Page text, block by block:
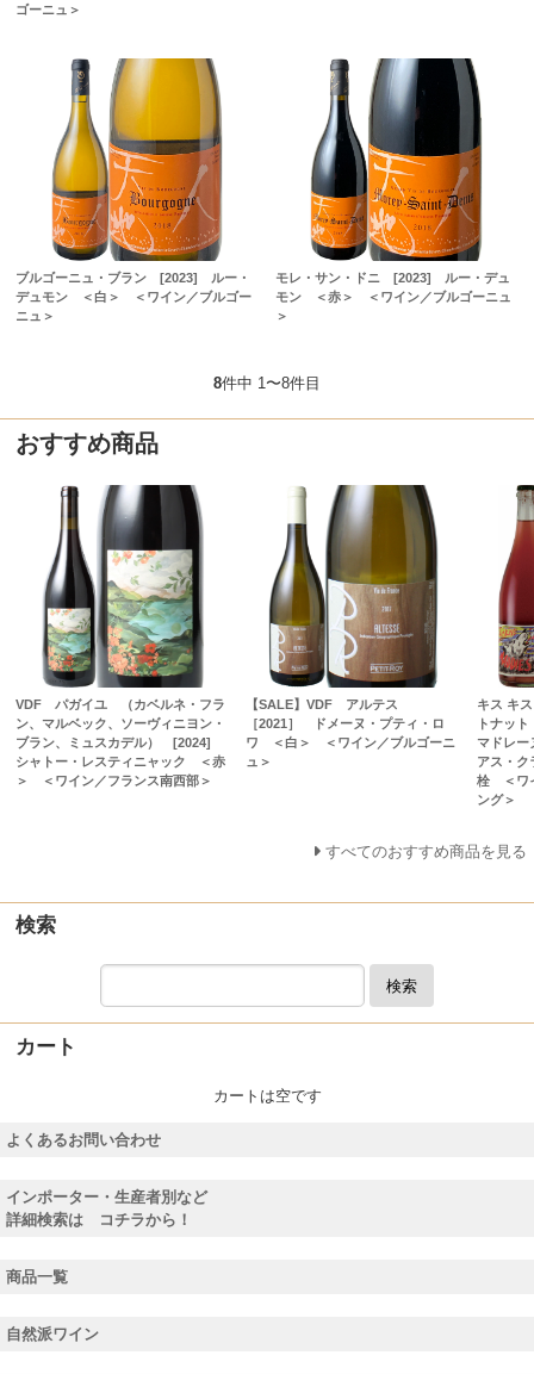
ゴーニュ＞
ブルゴーニュ・ブラン [2023] ルー・
デュモン ＜白＞ ＜ワイン／ブルゴー
ニュ＞
モレ・サン・ドニ [2023] ルー・デュ
モン ＜赤＞ ＜ワイン／ブルゴーニュ
＞
8件中 1〜8件目
おすすめ商品
VDF パガイユ （カベルネ・フラ
ン、マルベック、ソーヴィニヨン・
ブラン、ミュスカデル） [2024]
シャトー・レスティニャック ＜赤
＞ ＜ワイン／フランス南西部＞
【SALE】VDF アルテス
［2021］ ドメーヌ・プティ・ロ
ワ ＜白＞ ＜ワイン／ブルゴーニ
ュ＞
キス キ
トナッ
マドレ
アス・
栓 ＜ワ
ング＞
すべてのおすすめ商品を見る
検索
検索
カート
カートは空です
よくあるお問い合わせ
インポーター・生産者別など
詳細検索は コチラから！
商品一覧
自然派ワイン